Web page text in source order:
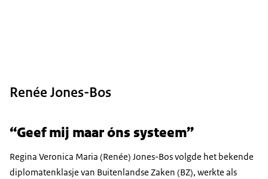
Renée Jones-Bos
“Geef mij maar óns systeem”
Regina Veronica Maria (Renée) Jones-Bos volgde het bekende
diplomatenklasje van Buitenlandse Zaken (BZ), werkte als